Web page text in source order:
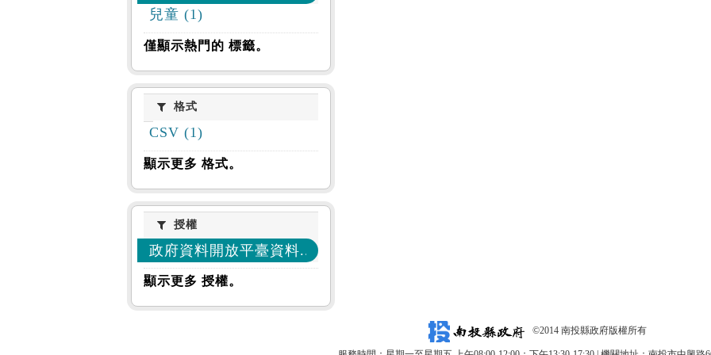
兒童 (1)
僅顯示熱門的 標籤。
格式格式
CSV (1)
顯示更多 格式。
授權授權
政府資料開放平臺資料... (1)
顯示更多 授權。
©2014 南投縣政府版權所有